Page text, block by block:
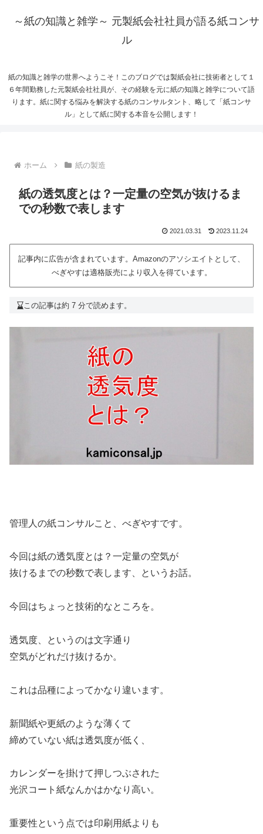
～紙の知識と雑学～ 元製紙会社社員が語る紙コンサ
ル
紙の知識と雑学の世界へようこそ！このブログでは製紙会社に技術者として１
６年間勤務した元製紙会社社員が、その経験を元に紙の知識と雑学について語
ります。紙に関する悩みを解決する紙のコンサルタント、略して「紙コンサ
ル」として紙に関する本音を公開します！
ホーム 紙の製造
紙の透気度とは？一定量の空気が抜けるま
での秒数で表します
2021.03.31 2023.11.24
記事内に広告が含まれています。Amazonのアソシエイトとして、
べぎやすは適格販売により収入を得ています。
この記事は約 7 分で読めます。
管理人の紙コンサルこと、べぎやすです。
今回は紙の透気度とは？一定量の空気が
抜けるまでの秒数で表します、というお話。
今回はちょっと技術的なところを。
透気度、というのは文字通り
空気がどれだけ抜けるか。
これは品種によってかなり違います。
新聞紙や更紙のような薄くて
締めていない紙は透気度が低く、
カレンダーを掛けて押しつぶされた
光沢コート紙なんかはかなり高い。
重要性という点では印刷用紙よりも